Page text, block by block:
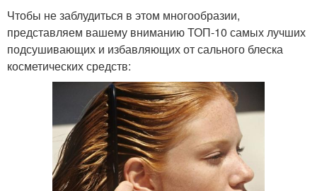
Чтобы не заблудиться в этом многообразии,
представляем вашему вниманию ТОП-10 самых лучших
подсушивающих и избавляющих от сального блеска
косметических средств: